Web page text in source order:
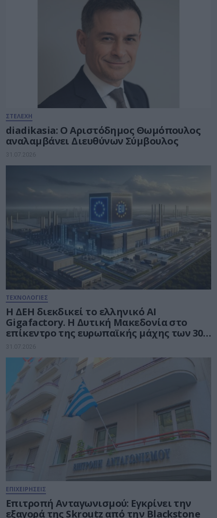
ΣΤΕΛΕΧΗ
diadikasia: Ο Αριστόδημος Θωμόπουλος
αναλαμβάνει Διευθύνων Σύμβουλος
31.07.2026
ΤΕΧΝΟΛΟΓΙΕΣ
Η ΔΕΗ διεκδικεί το ελληνικό AI
Gigafactory. Η Δυτική Μακεδονία στο
επίκεντρο της ευρωπαϊκής μάχης των 30
δισ. ευρώ για την Τεχνητή Νοημοσύνη
31.07.2026
ΕΠΙΧΕΙΡΗΣΕΙΣ
Επιτροπή Ανταγωνισμού: Εγκρίνει την
εξαγορά της Skroutz από την Blackstone